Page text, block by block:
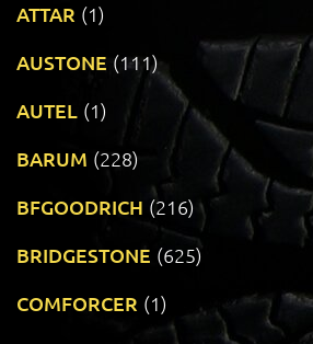
ATTAR (1)
AUSTONE (111)
AUTEL (1)
BARUM (228)
BFGOODRICH (216)
BRIDGESTONE (625)
COMFORCER (1)